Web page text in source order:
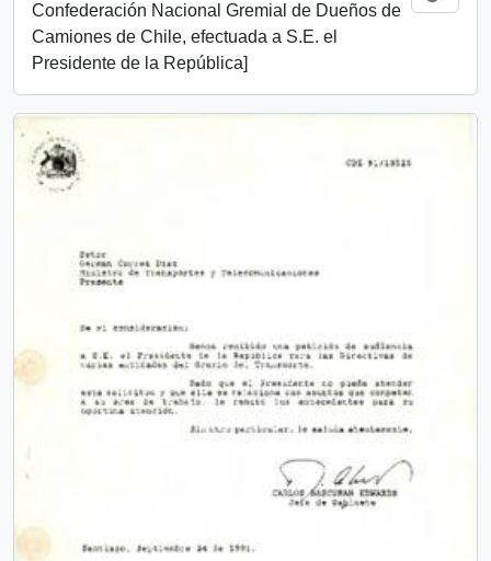
Confederación Nacional Gremial de Dueños de
Camiones de Chile, efectuada a S.E. el
Presidente de la República]